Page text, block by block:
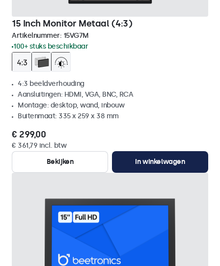
15 Inch Monitor Metaal (4:3)
Artikelnummer: 15VG7M
100+ stuks beschikbaar
4:3 beeldverhouding
Aansluitingen: HDMI, VGA, BNC, RCA
Montage: desktop, wand, inbouw
Buitenmaat: 335 x 259 x 38 mm
€ 299,00
€ 361,79 incl. btw
Bekijken
In winkelwagen